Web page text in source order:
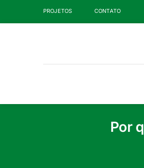
PROJETOS CONTATO
Por